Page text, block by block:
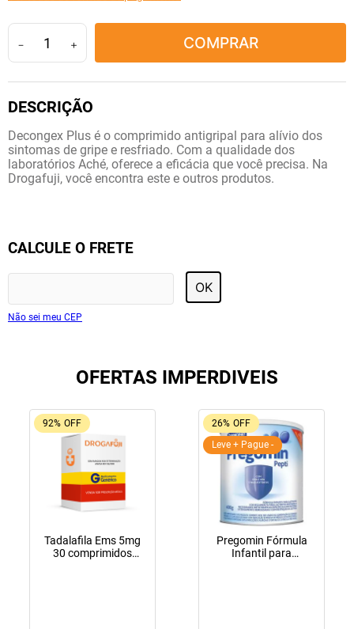
＋
－ COMPRAR
Decongex Plus é o comprimido antigripal para alívio dos
sintomas de gripe e resfriado. Com a qualidade dos
laboratórios Aché, oferece a eficácia que você precisa. Na
Drogafuji, você encontra este e outros produtos.
CALCULE O FRETE
OK
Não sei meu CEP
OFERTAS IMPERDIVEIS
92% OFF
Tadalafila Ems 5mg
30 comprimidos
26% OFF
Leve + Pague -
Pregomin Fórmula
Infantil para